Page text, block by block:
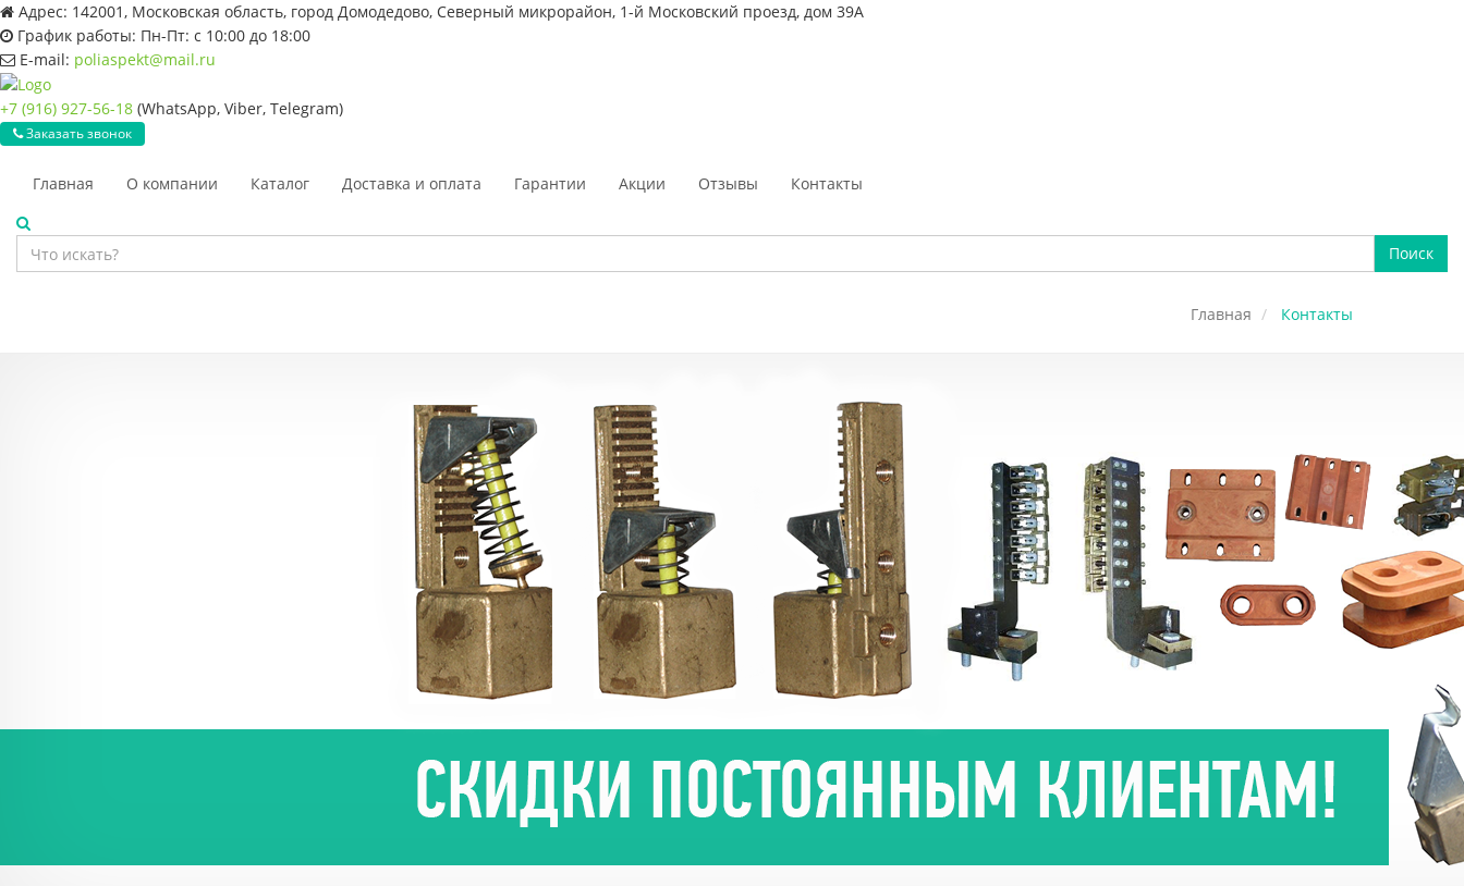
Адрес: 142001, Московская область, город Домодедово, Северный микрорайон, 1-й Московский проезд, дом 39А
График работы: Пн-Пт: с 10:00 до 18:00
E-mail: poliaspekt@mail.ru
+7 (916) 927-56-18 (WhatsApp, Viber, Telegram)
Заказать звонок
Главная О компании Каталог Доставка и оплата Гарантии Акции Отзывы Контакты
Поиск
Главная Контакты